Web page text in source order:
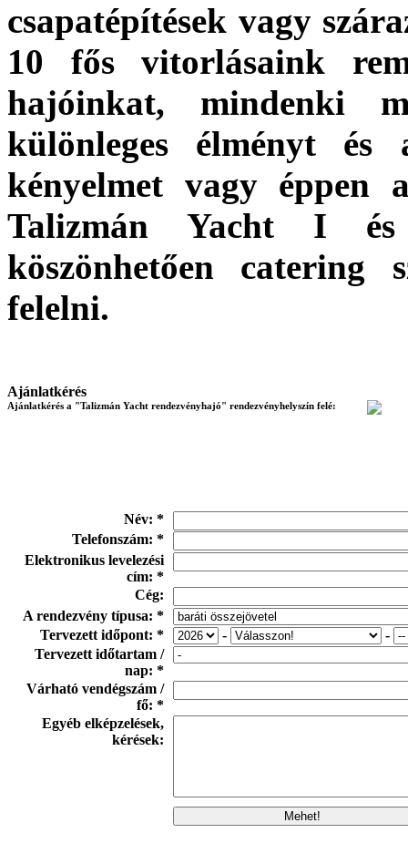
csapatépítések vagy
10 fős vitorlásaink
hajóinkat, mindenki
különleges élményt
kényelmet vagy éppen
Talizmán Yacht I
köszönhetően catering
felelni.
Ajánlatkérés
Ajánlatkérés a "Talizmán Yacht rendezvényhajó" rendezvényhelyszín felé:
Név: *
Telefonszám: *
Elektronikus levelezési
cím: *
Cég:
A rendezvény típusa: *
Tervezett időpont: *
-
-
Tervezett időtartam /
nap: *
Várható vendégszám /
fő: *
Egyéb elképzelések,
kérések: